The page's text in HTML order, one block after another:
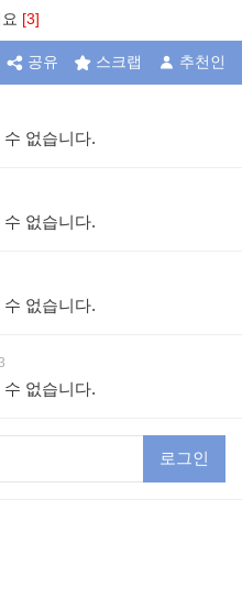
[3]
공유 스크랩 추천인
없습니다.
없습니다.
없습니다.
없습니다.
로그인